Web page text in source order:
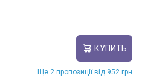
КУПИТЬ
Ще 2 пропозиції від 952 грн